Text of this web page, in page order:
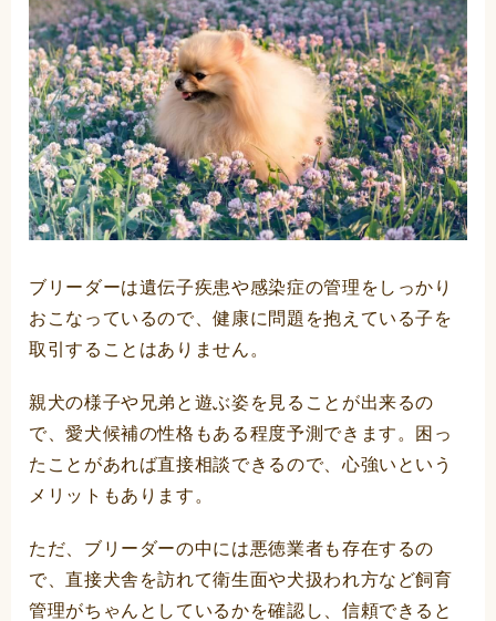
ブリーダーは遺伝子疾患や感染症の管理をしっかり
おこなっているので、健康に問題を抱えている子を
取引することはありません。
親犬の様子や兄弟と遊ぶ姿を見ることが出来るの
で、愛犬候補の性格もある程度予測できます。困っ
たことがあれば直接相談できるので、心強いという
メリットもあります。
ただ、ブリーダーの中には悪徳業者も存在するの
で、直接犬舎を訪れて衛生面や犬扱われ方など飼育
管理がちゃんとしているかを確認し、信頼できると